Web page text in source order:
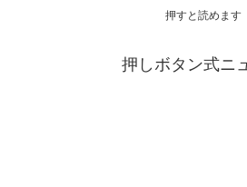
押すと読めます
押しボタン式ニ